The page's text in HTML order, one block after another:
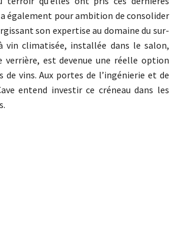
a également pour ambition de consolider
son expertise au domaine du sur-
vin climatisée, installée dans le salon,
verrière, est devenue une réelle option
de vins. Aux portes de l’ingénierie et de
entend investir ce créneau dans les